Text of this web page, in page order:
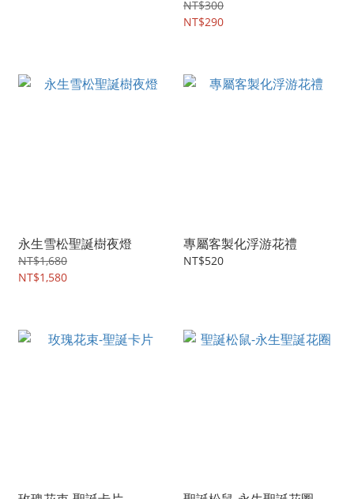
NT$300
NT$290
永生雪松聖誕樹夜燈
NT$1,680
NT$1,580
專屬客製化浮游花禮
NT$520